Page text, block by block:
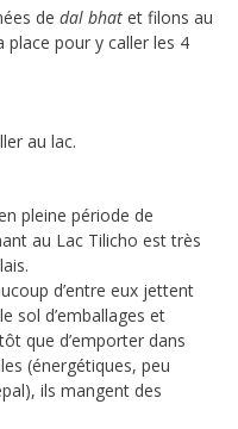
de dal bhat et filons au
pour y caller les 4
au lac.
pleine période de
au Lac Tilicho est très
d’entre eux jettent
sol d’emballages et
que d’emporter dans
(énergétiques, peu
ils mangent des